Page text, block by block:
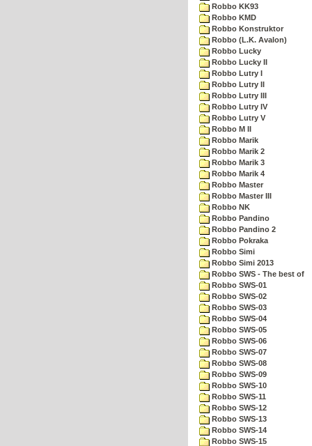
Robbo KK93
Robbo KMD
Robbo Konstruktor
Robbo (L.K. Avalon)
Robbo Lucky
Robbo Lucky II
Robbo Lutry I
Robbo Lutry II
Robbo Lutry III
Robbo Lutry IV
Robbo Lutry V
Robbo M II
Robbo Marik
Robbo Marik 2
Robbo Marik 3
Robbo Marik 4
Robbo Master
Robbo Master III
Robbo NK
Robbo Pandino
Robbo Pandino 2
Robbo Pokraka
Robbo Simi
Robbo Simi 2013
Robbo SWS - The best of
Robbo SWS-01
Robbo SWS-02
Robbo SWS-03
Robbo SWS-04
Robbo SWS-05
Robbo SWS-06
Robbo SWS-07
Robbo SWS-08
Robbo SWS-09
Robbo SWS-10
Robbo SWS-11
Robbo SWS-12
Robbo SWS-13
Robbo SWS-14
Robbo SWS-15